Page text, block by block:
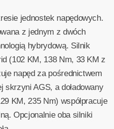
jednostek napędowych.
z jednym z dwóch
hybrydową. Silnik
(102 KM, 138 Nm, 33 KM z
napęd za pośrednictwem
skrzyni AGS, a doładowany
KM, 235 Nm) współpracuje
Opcjonalnie oba silniki